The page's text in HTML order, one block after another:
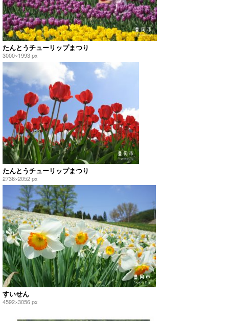
たんとうチューリップまつり
3000×1993 px
たんとうチューリップまつり
2736×2052 px
すいせん
4592×3056 px